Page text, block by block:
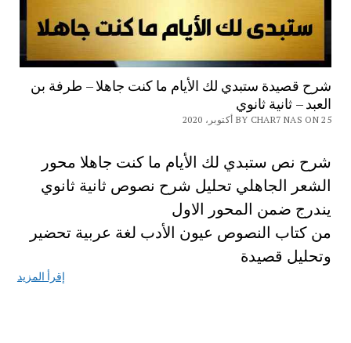
شرح قصيدة ستبدي لك الأيام ما كنت جاهلا – طرفة بن
العبد – ثانية ثانوي
BY CHAR7 NAS ON 25 أكتوبر، 2020
شرح نص ستبدي لك الأيام ما كنت جاهلا محور
الشعر الجاهلي تحليل شرح نصوص ثانية ثانوي
يندرج ضمن المحور الاول
من كتاب النصوص عيون الأدب لغة عربية تحضير
وتحليل قصيدة
إقرأ المزيد